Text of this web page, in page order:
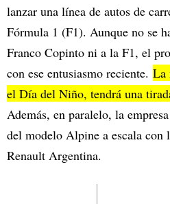
lanzar una línea de autos de
Fórmula 1 (F1). Aunque no se
Franco Copinto ni a la F1, el
con ese entusiasmo reciente. La
el Día del Niño, tendrá una
Además, en paralelo, la
del modelo Alpine a escala con
Renault Argentina.